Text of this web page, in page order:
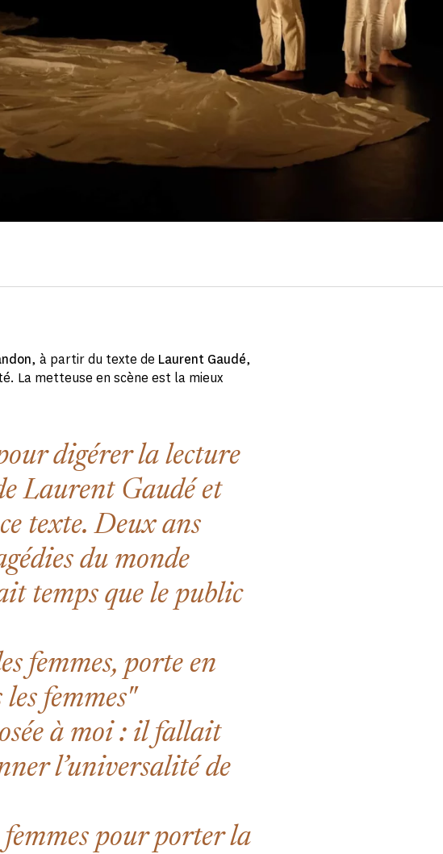
, à partir du texte de Laurent Gaudé,
La metteuse en scène est la mieux
digérer la lecture
Laurent Gaudé et
texte. Deux ans
du monde
temps que le public
femmes, porte en
femmes"
à moi : il fallait
l’universalité de
pour porter la